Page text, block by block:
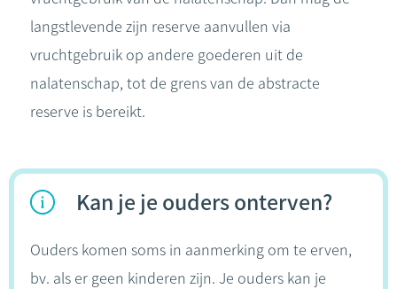
langstlevende zijn reserve aanvullen via
vruchtgebruik op andere goederen uit de
nalatenschap, tot de grens van de abstracte
reserve is bereikt.
Kan je je ouders onterven?
Ouders komen soms in aanmerking om te erven,
bv. als er geen kinderen zijn. Je ouders kan je